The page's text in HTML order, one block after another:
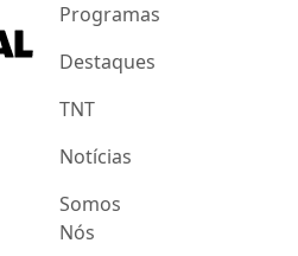
Programas
Destaques
TNT
Notícias
Somos
Nós